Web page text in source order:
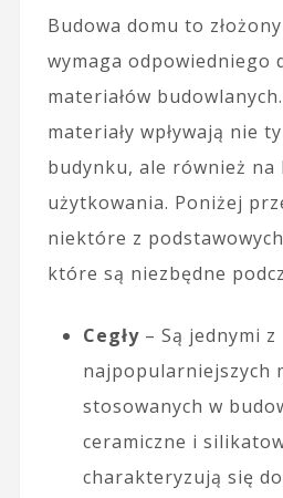
Budowa domu to
wymaga odpowiedniego
materiałów budowlanych.
materiały wpływają nie
budynku, ale również
użytkowania. Poniżej
niektóre z
które są niezbędne
Cegły– Są jednymi z
najpopularniejszych
stosowanych w
ceramiczne i
charakteryzują się